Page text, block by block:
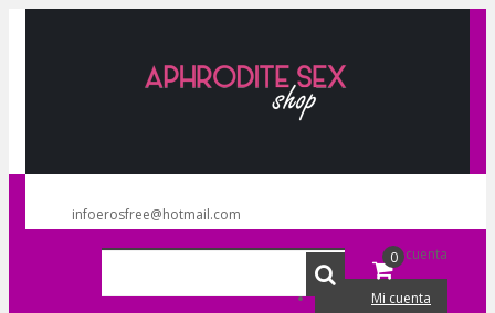
infoerosfree@hotmail.com
Mi cuenta
Mi cuenta
0